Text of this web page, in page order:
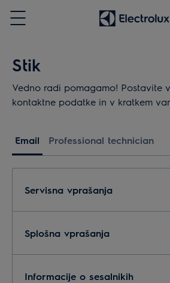
Menu
Stik
Vedno radi pomagamo! Postavite
kontaktne podatke in v kratkem
Email Professional technician
Servisna vprašanja
Splošna vprašanja
Informacije o sesalnikih